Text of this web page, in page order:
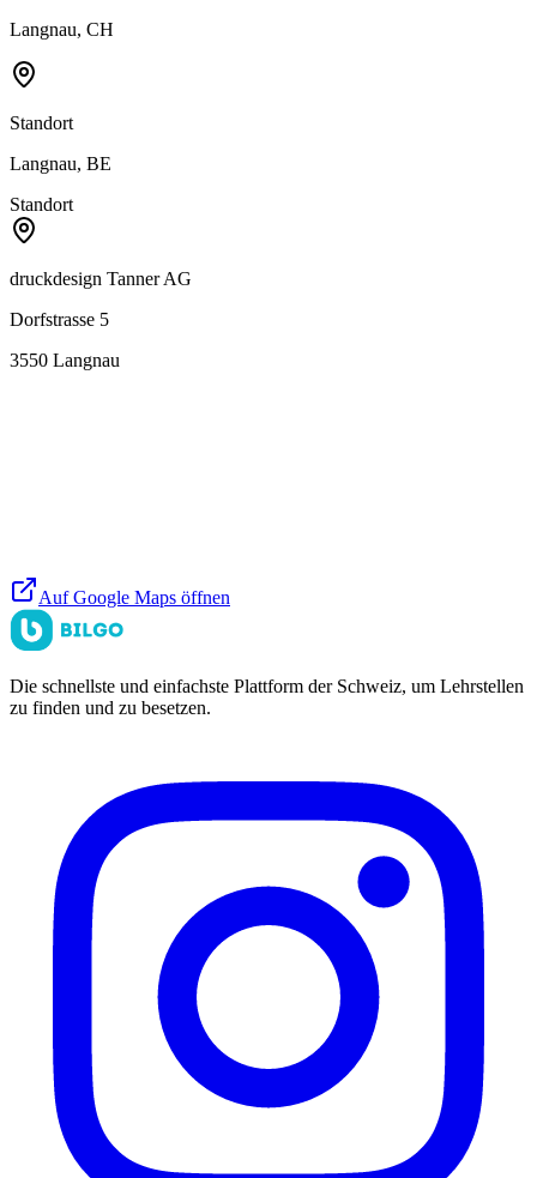
Langnau, CH
Standort
Langnau, BE
Standort
druckdesign Tanner AG
Dorfstrasse 5
3550 Langnau
Auf Google Maps öffnen
Die schnellste und einfachste Plattform der Schweiz, um Lehrstellen
zu finden und zu besetzen.